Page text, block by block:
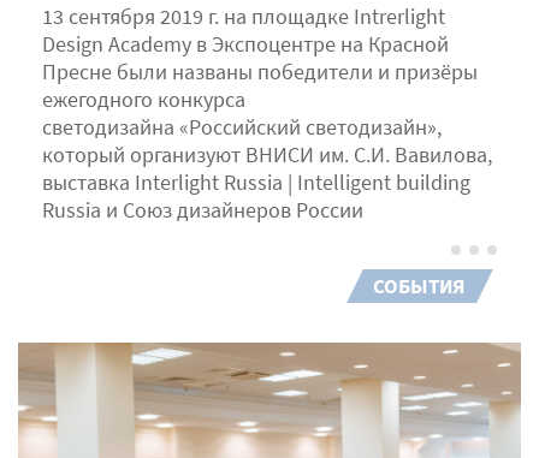
13 сентября 2019 г. на площадке Intrerlight
Design Academy в Экспоцентре на Красной
Пресне были названы победители и призёры
ежегодного конкурса
светодизайна «Российский светодизайн»,
который организуют ВНИСИ им. С.И. Вавилова,
выставка Interlight Russia | Intelligent building
Russia и Союз дизайнеров России
СОБЫТИЯ